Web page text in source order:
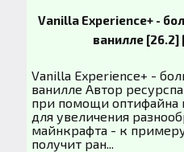
Vanilla Experience+ -
ванилле [26.2]
Vanilla Experience+ -
ванилле Автор
при помощи оптифайна
для увеличения
майнкрафта - к
получит ран...